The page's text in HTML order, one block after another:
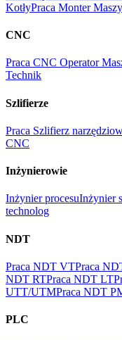
KotłyPraca Monter
CNC
Praca CNC Operator
Technik
Szlifierze
Praca Szlifierz
CNC
Inżynierowie
Inżynier procesuInżynier
technolog
NDT
Praca NDT VTPraca
NDT RTPraca NDT LT
UTT/UTMPraca NDT
PLC